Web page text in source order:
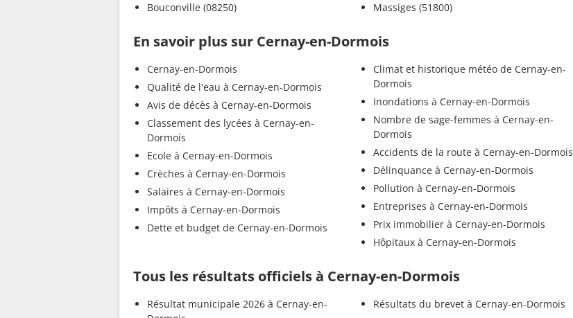
Bouconville (08250)
Massiges (51800)
En savoir plus sur Cernay-en-Dormois
Cernay-en-Dormois
Qualité de l'eau à Cernay-en-Dormois
Avis de décès à Cernay-en-Dormois
Classement des lycées à Cernay-en-
Dormois
Ecole à Cernay-en-Dormois
Crèches à Cernay-en-Dormois
Salaires à Cernay-en-Dormois
Impôts à Cernay-en-Dormois
Dette et budget de Cernay-en-Dormois
Climat et historique météo de Cernay-en-
Dormois
Inondations à Cernay-en-Dormois
Nombre de sage-femmes à Cernay-en-
Dormois
Accidents de la route à Cernay-en-Dormois
Délinquance à Cernay-en-Dormois
Pollution à Cernay-en-Dormois
Entreprises à Cernay-en-Dormois
Prix immobilier à Cernay-en-Dormois
Hôpitaux à Cernay-en-Dormois
Tous les résultats officiels à Cernay-en-Dormois
Résultat municipale 2026 à Cernay-en-
Résultats du brevet à Cernay-en-Dormois